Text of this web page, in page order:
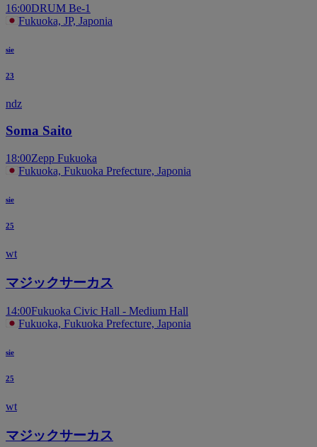
16:00DRUM Be-1
Fukuoka, JP, Japonia
sie
23
ndz
Soma Saito
18:00Zepp Fukuoka
Fukuoka, Fukuoka Prefecture, Japonia
sie
25
wt
マジックサーカス
14:00Fukuoka Civic Hall - Medium Hall
Fukuoka, Fukuoka Prefecture, Japonia
sie
25
wt
マジックサーカス